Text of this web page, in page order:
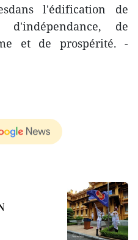
l'édification de
de
et de prospérité. -